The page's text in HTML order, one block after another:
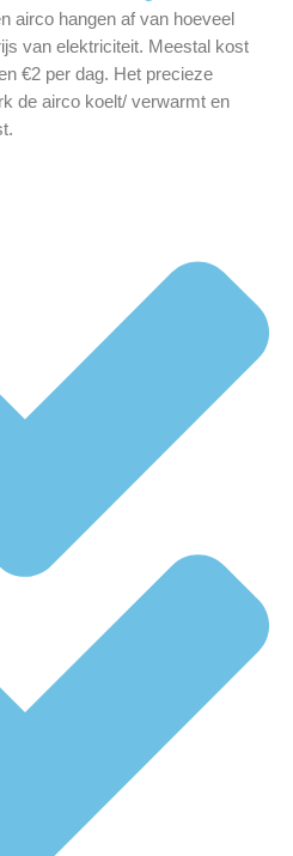
airco hangen af van hoeveel
van elektriciteit. Meestal kost
€2 per dag. Het precieze
de airco koelt/ verwarmt en